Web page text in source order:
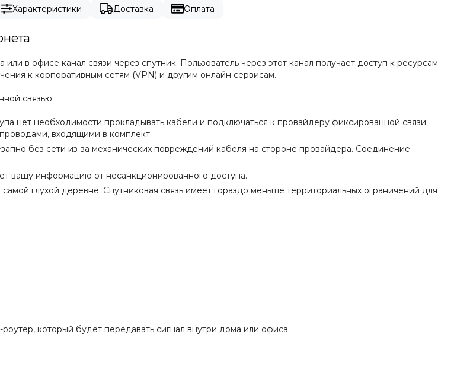
Характеристики Доставка Оплата
в офисе канал связи через спутник. Пользователь через этот канал получает доступ к ресурсам
к корпоративным сетям (VPN) и другим онлайн сервисам.
связью:
нет необходимости прокладывать кабели и подключаться к провайдеру фиксированной связи:
входящими в комплект.
без сети из-за механических повреждений кабеля на стороне провайдера. Соединение
вашу информацию от несанкционированного доступа.
глухой деревне. Спутниковая связь имеет гораздо меньше территориальных ограничений для
который будет передавать сигнал внутри дома или офиса.